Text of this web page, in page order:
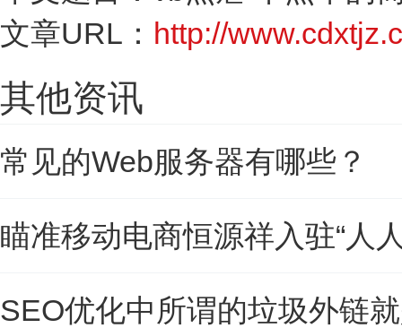
文章URL： http://
其他资讯
常见的Web服务器有哪些？
瞄准移动电商恒源祥入驻“人
SEO优化中所谓的垃圾外链